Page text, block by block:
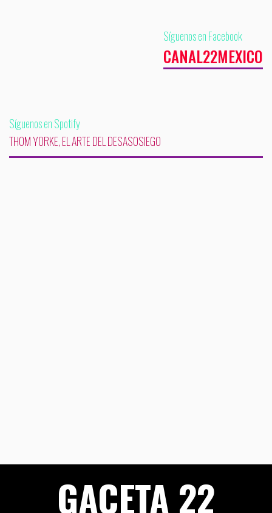
Síguenos en Facebook
CANAL22MEXICO
Síguenos en Spotify
THOM YORKE, EL ARTE DEL DESASOSIEGO
GACETA 22